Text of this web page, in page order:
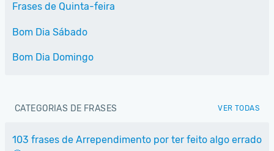
Frases de Quinta-feira
Bom Dia Sábado
Bom Dia Domingo
CATEGORIAS DE FRASES VER TODAS
103 frases de Arrependimento por ter feito algo errado